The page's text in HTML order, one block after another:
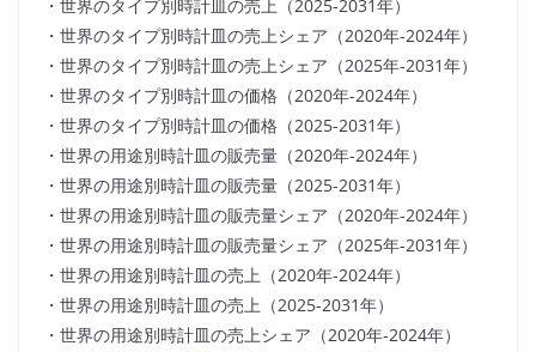
・世界のタイプ別時計皿の売上（2025-2031年）
・世界のタイプ別時計皿の売上シェア（2020年-2024年）
・世界のタイプ別時計皿の売上シェア（2025年-2031年）
・世界のタイプ別時計皿の価格（2020年-2024年）
・世界のタイプ別時計皿の価格（2025-2031年）
・世界の用途別時計皿の販売量（2020年-2024年）
・世界の用途別時計皿の販売量（2025-2031年）
・世界の用途別時計皿の販売量シェア（2020年-2024年）
・世界の用途別時計皿の販売量シェア（2025年-2031年）
・世界の用途別時計皿の売上（2020年-2024年）
・世界の用途別時計皿の売上（2025-2031年）
・世界の用途別時計皿の売上シェア（2020年-2024年）